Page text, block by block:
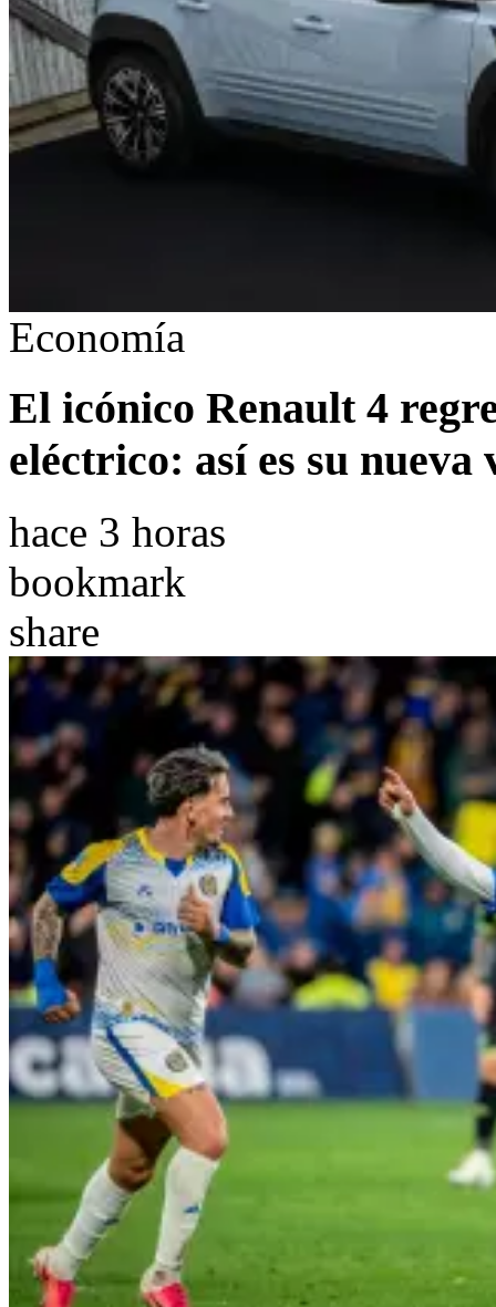
Economía
El icónico Renault 4
eléctrico: así es su nueva
hace 3 horas
bookmark
share